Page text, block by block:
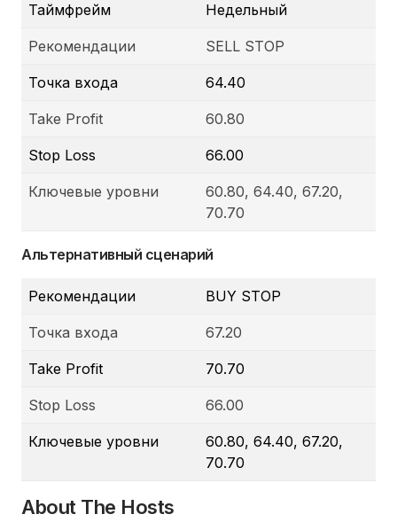
Таймфрейм Недельный
Рекомендации SELL STOP
Точка входа 64.40
Take Profit 60.80
Stop Loss 66.00
Ключевые уровни
60.80, 64.40, 67.20,
70.70
Альтернативный сценарий
Рекомендации BUY STOP
Точка входа 67.20
Take Profit 70.70
Stop Loss 66.00
Ключевые уровни
60.80, 64.40, 67.20,
70.70
About The Hosts